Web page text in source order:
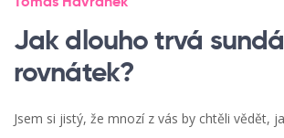
Jak dlouho trvá
rovnátek?
Jsem si jistý, že mnozí z vás by chtěli vědět,